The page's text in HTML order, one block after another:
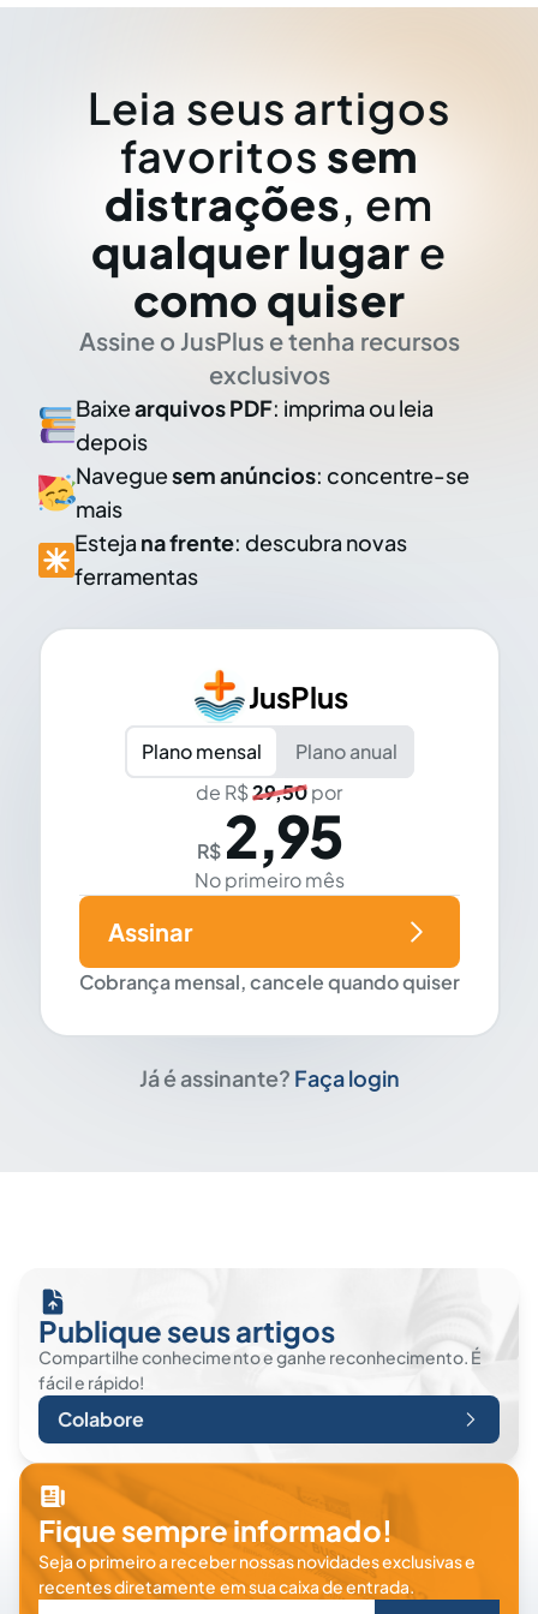
Leia seus artigos
favoritos sem
distrações, em
qualquer lugar e
como quiser
Assine o JusPlus e tenha recursos
exclusivos
Baixearquivos PDF: imprima ou leia
depois
Naveguesem anúncios: concentre-se
mais
Esteja na frente: descubra novas
ferramentas
JusPlus
Plano mensal
Plano anual
de R$29,50por
R$ 2,95
No primeiro mês
Cobrança mensal, cancele quando quiser
Assinar
Já é assinante? Faça login
Publique seus artigos
Compartilhe conhecimento e ganhe reconhecimento. É
fácil e rápido!
Colabore
Fique sempre informado!
Seja o primeiro a receber nossas novidades exclusivas e
recentes diretamente em sua caixa de entrada.